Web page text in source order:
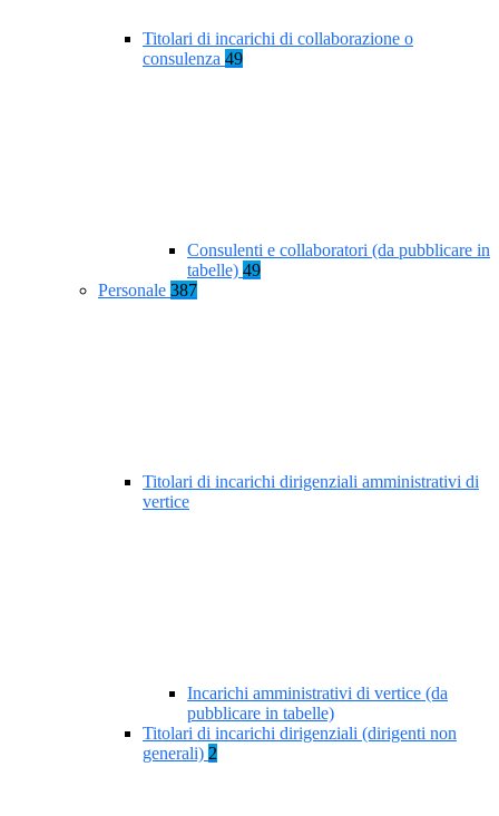
Titolari di incarichi di collaborazione o
consulenza 49
Consulenti e collaboratori (da pubblicare in
tabelle) 49
Personale 387
Titolari di incarichi dirigenziali amministrativi di
vertice
Incarichi amministrativi di vertice (da
pubblicare in tabelle)
Titolari di incarichi dirigenziali (dirigenti non
generali) 2